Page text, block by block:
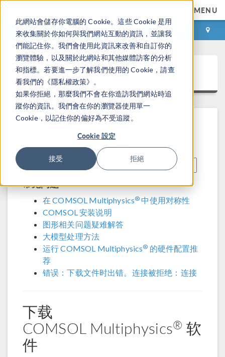
此網站會儲存你電腦的 Cookie。這些 Cookie 是用
來收集關於你如何與我們網站互動的資訊，並讓我
們能記住你。我們會使用此資訊來改善和自訂你的
瀏覽體驗，以及關於此網站和其他媒體訪客的分析
和指標。若要進一步了解我們使用的 Cookie，請查
看我們的《隱私權政策》。
如果你拒絕，那麼我們不會在你造訪我們網站時追
蹤你的資訊。我們會在你的瀏覽器使用單一
Cookie，以記住你的偏好為不受追蹤。
Cookie 設定
接受 拒絕
MENU
登录 咨询与购买
技术支持中心
技术支持知识库
常见问题
在 COMSOL Multiphysics® 中使用对称性
COMSOL 安装说明
图形相关问题疑难解答
大模型处理方法
运行 COMSOL Multiphysics® 的硬件配置推
荐
错误：下载文件时出错。连接被拒绝：连接
下载
COMSOL Multiphysics® 软
件